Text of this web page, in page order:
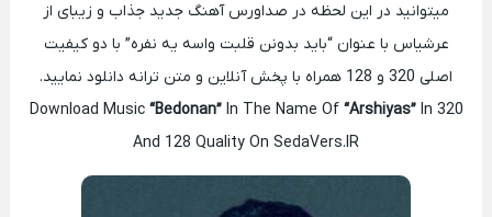
میتوانید در این لحظه در صداورس آهنگ جدید جذاب و زیبای از
عرشیاس با عنوان “باید بدونن قلبت واسه یه نفره” با دو کیفیت
اصلی 320 و 128 همراه با پخش آنلاین و متن ترانه دانلود نمایید.
Download Music “Bedonan”In The Name Of “Arshiyas”In 320
And 128 Quality On SedaVers.IR